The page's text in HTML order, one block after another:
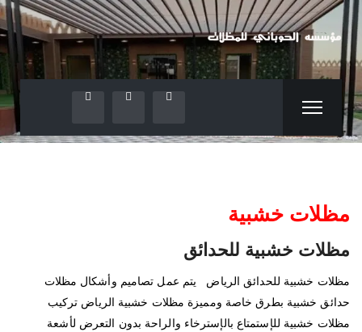
مظلات خشبية
مظلات خشبية للحدائق
مظلات خشبية للحدائق الرياض يتم عمل تصاميم وأشكال مظلات
حدائق خشبية بطرق خاصة ومميزة مظلات خشبية الرياض تركيب
مظلات خشبية للإستمتاع بالإسترخاء والراحة بدون التعرض لأشعة